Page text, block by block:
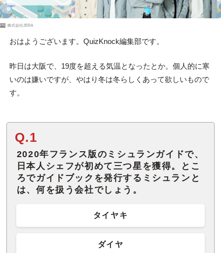
PR 株式会社JERA
おはようございます。QuizKnock編集部です。
昨日は大阪で、19度を超える気温となったとか。個人的に寒
いのは嫌いですが、やはり冬は冬らしくあって欲しいもので
す。
Q.1
2020年フランス版のミシュランガイドで、
日本人シェフが初めて三つ星を獲得。とこ
ろでガイドブックを発行するミシュランと
は、何を扱う会社でしょう。
タイヤキ
ダイヤ